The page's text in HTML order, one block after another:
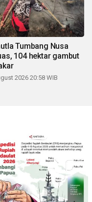
Tumbang Nusa
104 hektar gambut
2026 20:58 WIB